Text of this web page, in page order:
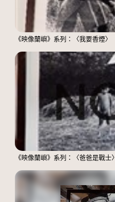
《映像蘭嶼》系列：〈我要香煙〉
《映像蘭嶼》系列：〈爸爸是戰士〉